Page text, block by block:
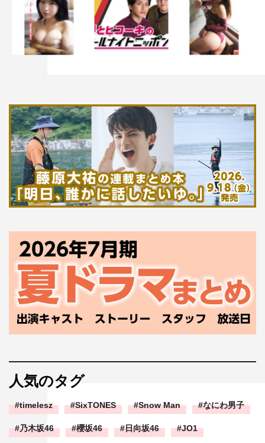
人気のタグ
timelesz SixTONES Snow Man なにわ男子
乃木坂46 櫻坂46 日向坂46 JO1